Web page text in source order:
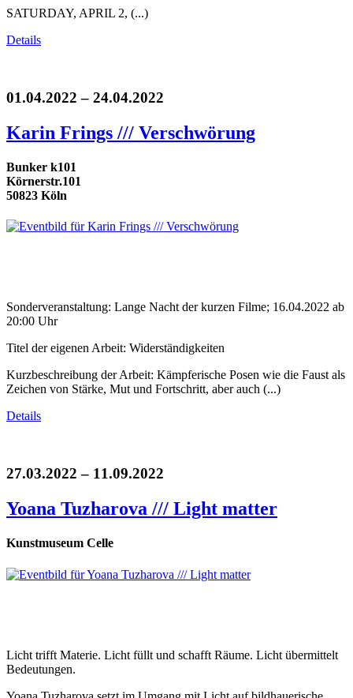
SATURDAY, APRIL 2, (...)
Details
01.04.2022 – 24.04.2022
Karin Frings /// Verschwörung
Bunker k101
Körnerstr.101
50823 Köln
Sonderveranstaltung: Lange Nacht der kurzen Filme; 16.04.2022 ab
20:00 Uhr
Titel der eigenen Arbeit: Widerständigkeiten
Kurzbeschreibung der Arbeit: Kämpferische Posen wie die Faust als
Zeichen von Stärke, Mut und Fortschritt, aber auch (...)
Details
27.03.2022 – 11.09.2022
Yoana Tuzharova /// Light matter
Kunstmuseum Celle
Licht trifft Materie. Licht füllt und schafft Räume. Licht übermittelt
Bedeutungen.